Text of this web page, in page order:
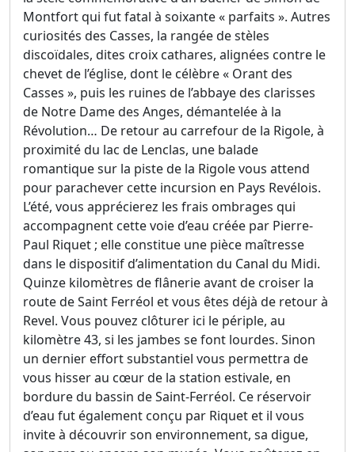
Montfort qui fut fatal à soixante « parfaits ». Autres
curiosités des Casses, la rangée de stèles
discoïdales, dites croix cathares, alignées contre le
chevet de l’église, dont le célèbre « Orant des
Casses », puis les ruines de l’abbaye des clarisses
de Notre Dame des Anges, démantelée à la
Révolution… De retour au carrefour de la Rigole, à
proximité du lac de Lenclas, une balade
romantique sur la piste de la Rigole vous attend
pour parachever cette incursion en Pays Revélois.
L’été, vous apprécierez les frais ombrages qui
accompagnent cette voie d’eau créée par Pierre-
Paul Riquet ; elle constitue une pièce maîtresse
dans le dispositif d’alimentation du Canal du Midi.
Quinze kilomètres de flânerie avant de croiser la
route de Saint Ferréol et vous êtes déjà de retour à
Revel. Vous pouvez clôturer ici le périple, au
kilomètre 43, si les jambes se font lourdes. Sinon
un dernier effort substantiel vous permettra de
vous hisser au cœur de la station estivale, en
bordure du bassin de Saint-Ferréol. Ce réservoir
d’eau fut également conçu par Riquet et il vous
invite à découvrir son environnement, sa digue,